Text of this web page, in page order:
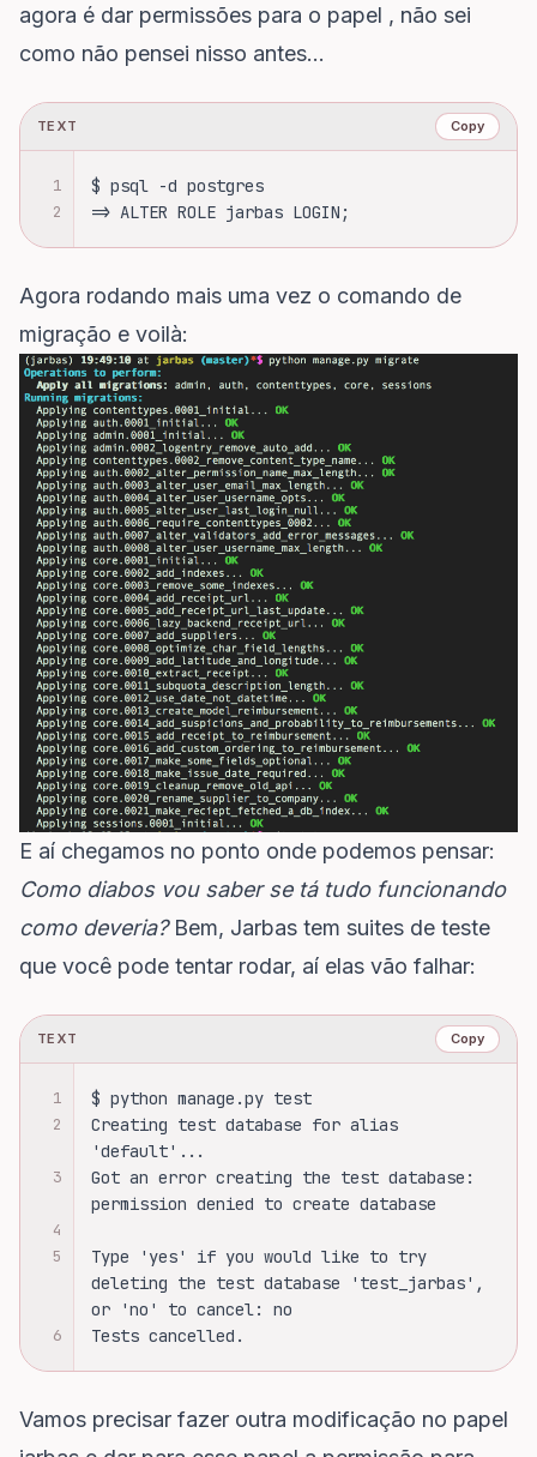
agora é dar permissões para o papel , não sei
como não pensei nisso antes…
TEXT Copy
1 $ psql -d postgres
2 => ALTER ROLE jarbas LOGIN;
Agora rodando mais uma vez o comando de
migração e voilà:
E aí chegamos no ponto onde podemos pensar:
Como diabos vou saber se tá tudo funcionando
como deveria?Bem, Jarbas tem suites de teste
que você pode tentar rodar, aí elas vão falhar:
TEXT Copy
1 $ python
2
Creating test database for alias
'default'...
3
Got an error creating the test database:
permission denied to create database
4
5
Type 'yes' if you would like to try
deleting the test database 'test_jarbas',
or 'no' to cancel: no
6 Tests cancelled.
Vamos precisar fazer outra modificação no papel